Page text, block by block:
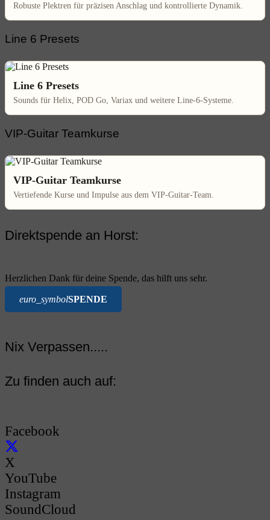
Robuste Plektren für präzisen Anschlag und kontrollierte Dynamik.
Line 6 Presets
Line 6 Presets
Sounds für Helix, POD Go, Variax und weitere Line-6-Systeme.
VIP-Guitar Teamkurse
VIP-Guitar Teamkurse
Vertiefende Kurse und Impulse aus dem VIP-Guitar-Team.
Direktspende an Horst:
Herzlichen Dank für deine Spende, das hilft uns sehr.
euro_symbolSPENDE
Nix Verpassen.....
Zu finden auch auf:
Facebook
X
YouTube
Instagram
SoundCloud